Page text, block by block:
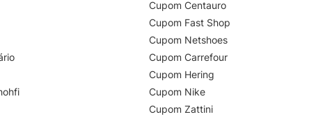
Cupom Centauro
Cupom Fast Shop
Cupom Netshoes
Cupom Carrefour
Cupom Hering
Cupom Nike
Cupom Zattini